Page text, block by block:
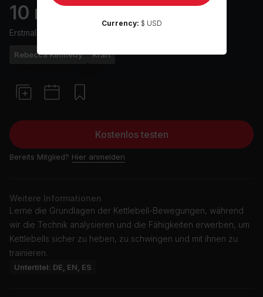
10 min Kettlebell Basics
Erstmals ausgestrahlt am
Rebecca Kennedy Kraft
Kostenlos testen
Bereits Mitglied? Hier anmelden
Weitere Informationen
Lerne die Grundlagen der Kettlebell-Bewegungen, während
wir die Technik analysieren und die Fähigkeiten erwerben, um
Kettlebells sicher zu heben, zu schwingen und mit ihnen zu
trainieren.
Untertitel: DE, EN, ES
Currency: $ USD